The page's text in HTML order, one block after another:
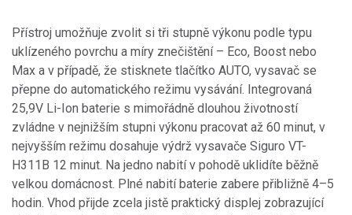
Přístroj umožňuje zvolit si tři stupně výkonu podle typu
uklízeného povrchu a míry znečištění – Eco, Boost nebo
Max a v případě, že stisknete tlačítko AUTO, vysavač se
přepne do automatického režimu vysávání. Integrovaná
25,9V Li-Ion baterie s mimořádně dlouhou životností
zvládne v nejnižším stupni výkonu pracovat až 60 minut, v
nejvyšším režimu dosahuje výdrž vysavače Siguro VT-
H311B 12 minut. Na jedno nabití v pohodě uklidíte běžně
velkou domácnost. Plné nabití baterie zabere přibližně 4–5
hodin. Vhod přijde zcela jistě praktický displej zobrazující